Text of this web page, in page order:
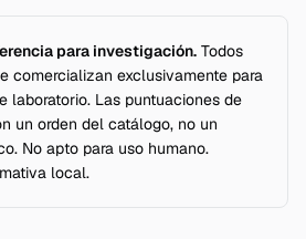
para investigación. Todos
comercializan exclusivamente para
laboratorio. Las puntuaciones de
un orden del catálogo, no un
No apto para uso humano.
local.